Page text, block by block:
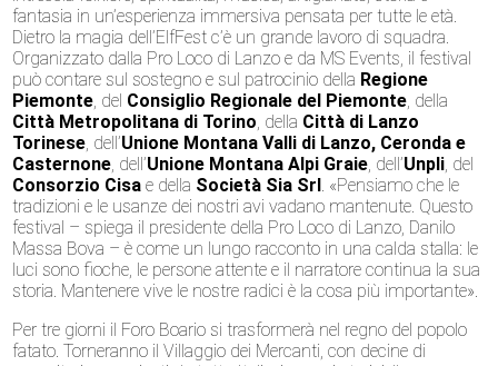
fantasia in un’esperienza immersiva pensata per tutte le età.
Dietro la magia dell’ElfFest c’è un grande lavoro di squadra.
Organizzato dalla Pro Loco di Lanzo e da MS Events, il festival
può contare sul sostegno e sul patrocinio della Regione
Piemonte, del Consiglio Regionale del Piemonte, della
Città Metropolitana di Torino, della Città di Lanzo
Torinese, dell’Unione Montana Valli di Lanzo, Ceronda e
Casternone, dell’Unione Montana Alpi Graie, dell’Unpli, del
Consorzio Cisa e della Società Sia Srl. «Pensiamo che le
tradizioni e le usanze dei nostri avi vadano mantenute. Questo
festival – spiega il presidente della Pro Loco di Lanzo, Danilo
Massa Bova – è come un lungo racconto in una calda stalla: le
luci sono fioche, le persone attente e il narratore continua la sua
storia. Mantenere vive le nostre radici è la cosa più importante».
Per tre giorni il Foro Boario si trasformerà nel regno del popolo
fatato. Torneranno il Villaggio dei Mercanti, con decine di